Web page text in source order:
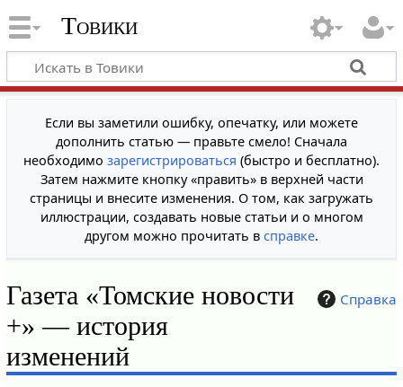
Товики
Если вы заметили ошибку, опечатку, или можете
дополнить статью — правьте смело! Сначала
необходимо зарегистрироваться (быстро и бесплатно).
Затем нажмите кнопку «править» в верхней части
страницы и внесите изменения. О том, как загружать
иллюстрации, создавать новые статьи и о многом
другом можно прочитать в справке.
Справка
Газета «Томские новости
+» — история
изменений